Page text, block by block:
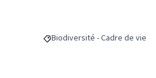
Filtrer les résultats pour le
Biodiversité - Cadre de vie